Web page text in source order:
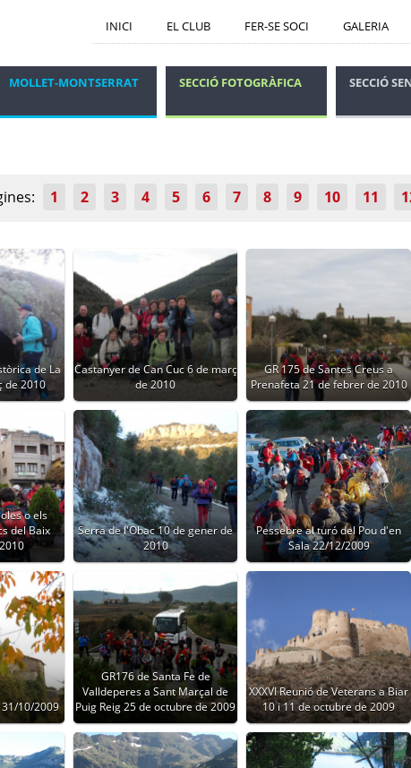
INICI EL CLUB FER-SE SOCI GALERIA
MOLLET-MONTSERRAT SECCIÓ FOTOGRÀFICA SECCIÓ
1 2 3 4 5 6 7 8 9 10 11
de La
de 2010
Castanyer de Can Cuc 6 de març
de 2010
GR 175 de Santes Creus a
Prenafeta 21 de febrer de 2010
o els
del Baix
Serra de l'Obac 10 de gener de
2010
Pessebre al turó del Pou d'en
Sala 22/12/2009
10/2009
GR176 de Santa Fe de
Valldeperes a Sant Marçal de
Puig Reig 25 de octubre de 2009
XXXVI Reunió de Veterans a Biar
10 i 11 de octubre de 2009